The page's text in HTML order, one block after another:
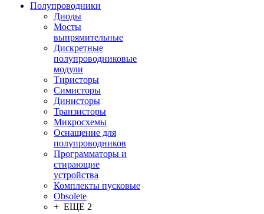
Полупроводники
Диоды
Мосты
выпрямительные
Дискретные
полупроводниковые
модули
Тиристоры
Симисторы
Динисторы
Транзисторы
Микросхемы
Оснащение для
полупроводников
Программаторы и
стирающие
устройства
Комплекты пусковые
Obsolete
+ ЕЩЕ 2